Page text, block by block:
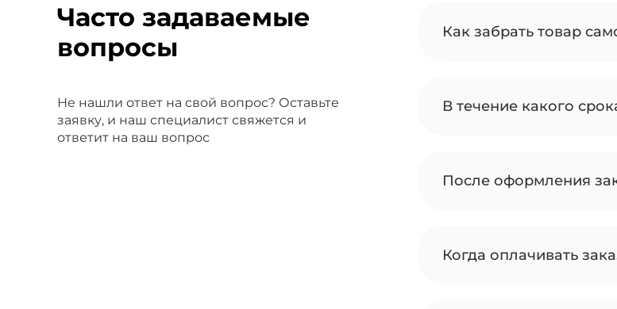
Часто задаваемые
вопросы
Не нашли ответ на свой вопрос? Оставьте
заявку, и наш специалист свяжется и
ответит на ваш вопрос
Как забрать товар
В течение какого
После оформления
Когда оплачивать